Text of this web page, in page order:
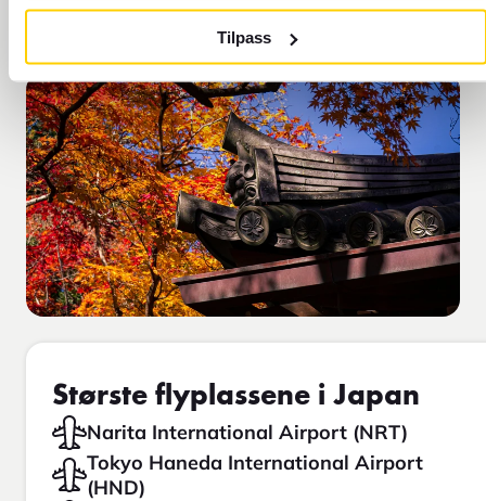
Tilpass
Største flyplassene i Japan
Narita International Airport (NRT)
Tokyo Haneda International Airport
(HND)